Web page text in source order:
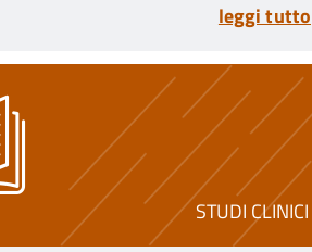
per fratture di
leggi tutto
STUDI CLINICI